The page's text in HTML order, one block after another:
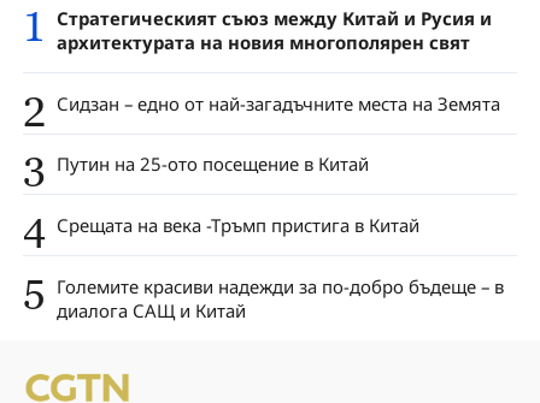
1
Стратегическият съюз между Китай и Русия и
архитектурата на новия многополярен свят
2 Сидзан – едно от най-загадъчните места на Земята
3 Путин на 25-ото посещение в Китай
4 Срещата на века -Тръмп пристига в Китай
5 Големите красиви надежди за по-добро бъдеще – в
диалога САЩ и Китай